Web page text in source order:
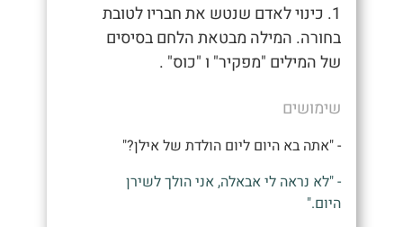
1. כינוי לאדם שנטש את חבריו לטובת
בחורה. המילה מבטאת הלחם בסיסים
של המילים "מפקיר" ו "כוס" .
שימושים
- "אתה בא היום ליום הולדת של אילן?"
- "לא נראה לי אבאלה, אני הולך לשירן
היום."